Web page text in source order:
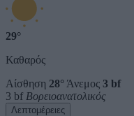
29°
Καθαρός
Αίσθηση 28° Άνεμος 3 bf
3 bf Βορειοανατολικός
Λεπτομέρειες